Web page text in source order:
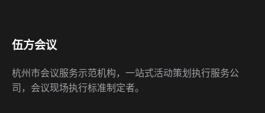
伍方会议
杭州市会议服务示范机构，一站式活动策划执行服务公
司，会议现场执行标准制定者。